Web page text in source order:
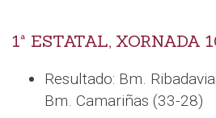
1ª ESTATAL, XORNADA
Resultado: Bm.
Bm. Camariñas (33-28)